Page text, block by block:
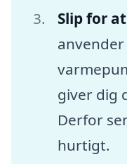
Slip for
giver dig
Derfor
hurtigt.